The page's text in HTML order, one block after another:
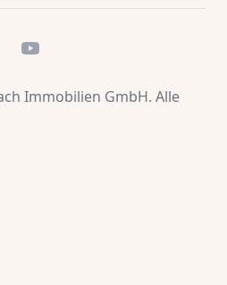
YouTube
Immobilien GmbH. Alle